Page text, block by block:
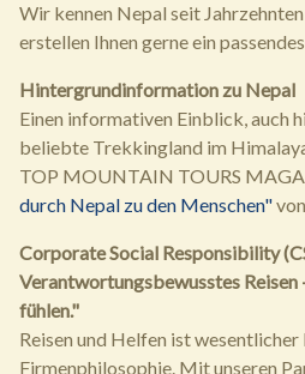
Wir kennen Nepal seit
erstellen Ihnen gerne ein
Hintergrundinformation zu Nepal
Einen informativen Einblick, auch
beliebte Trekkingland im
TOP MOUNTAIN TOURS
durch Nepal zu den Menschen"
Corporate Social Responsibility
Verantwortungsbewusstes
fühlen."
Reisen und Helfen ist
Firmenphilosophie. Mit unseren